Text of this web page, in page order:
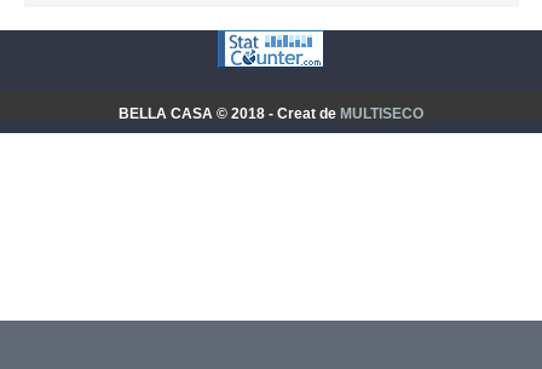
BELLA CASA © 2018 - Creat de MULTISECO